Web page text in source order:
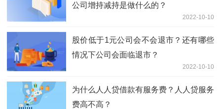
公司增持减持是做什么的？
2022-10-10
股价低于1元公司会不会退市？还有哪些
情况下公司会面临退市？
2022-10-10
为什么人人贷借款有服务费？人人贷服务
费高不高？